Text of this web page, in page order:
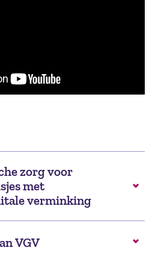
zorg voor
met
verminking
VGV